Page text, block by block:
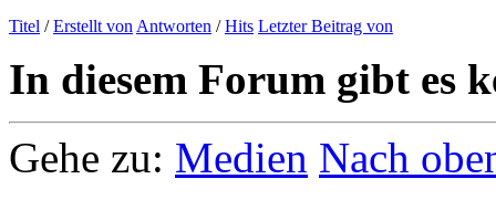
Titel /Erstellt von Antworten /Hits Letzter Beitrag von
In diesem Forum gibt es
Gehe zu: Medien Nach